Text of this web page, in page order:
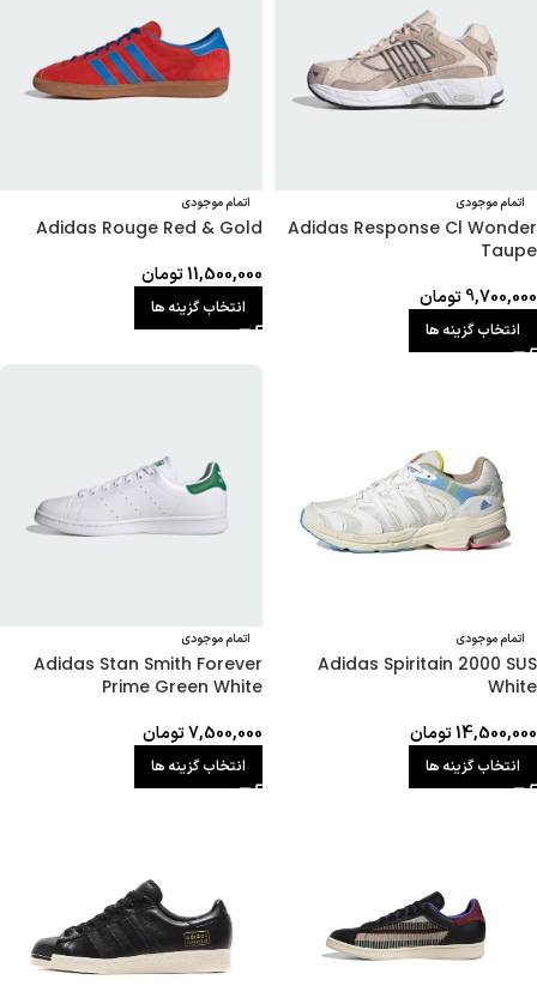
اتمام موجودی
Adidas Response Cl Wonder
Taupe
9,700,000تومان
انتخاب گزینه ها
اتمام موجودی
Adidas Rouge Red & Gold
11,500,000تومان
انتخاب گزینه ها
اتمام موجودی
Adidas Spiritain 2000 SUS
White
14,500,000تومان
انتخاب گزینه ها
اتمام موجودی
Adidas Stan Smith Forever
Prime Green White
7,500,000تومان
انتخاب گزینه ها